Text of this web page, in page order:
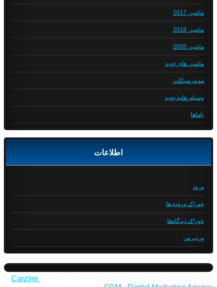
ماشین 2017
ماشین 2018
ماشین 2020
ماشین های جدید
موتورسیکلت
وسیله نقلیه جدید
یاماها
اطلاعات
ورود
خوراک ورودی‌ها
خوراک دیدگاه‌ها
وردپرس
Carzine